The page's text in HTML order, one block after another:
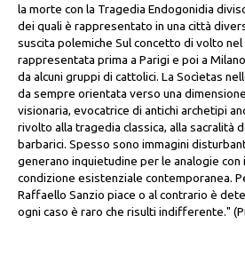
la morte con la Tragedia Endogonidia
dei quali è rappresentato in una città
suscita polemiche Sul concetto di volto
rappresentata prima a Parigi e poi a
da alcuni gruppi di cattolici. La Socìetas
da sempre orientata verso una
visionaria, evocatrice di antichi archetipi
rivolto alla tragedia classica, alla sacralità
barbarici. Spesso sono immagini
generano inquietudine per le analogie con
condizione esistenziale contemporanea.
Raffaello Sanzio piace o al contrario è
ogni caso è raro che risulti indifferente."